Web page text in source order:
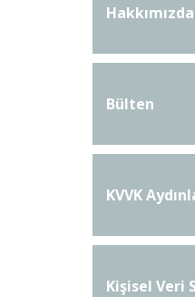
Hakkımızda
Bülten
KVVK
Kişisel Veri